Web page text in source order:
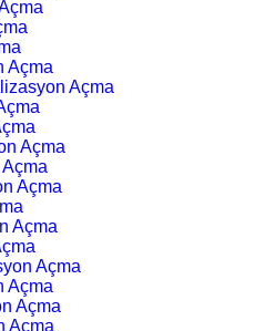
Açma
Açma
Açma
Açma
Açma
Açma
Açma
Açma
Açma